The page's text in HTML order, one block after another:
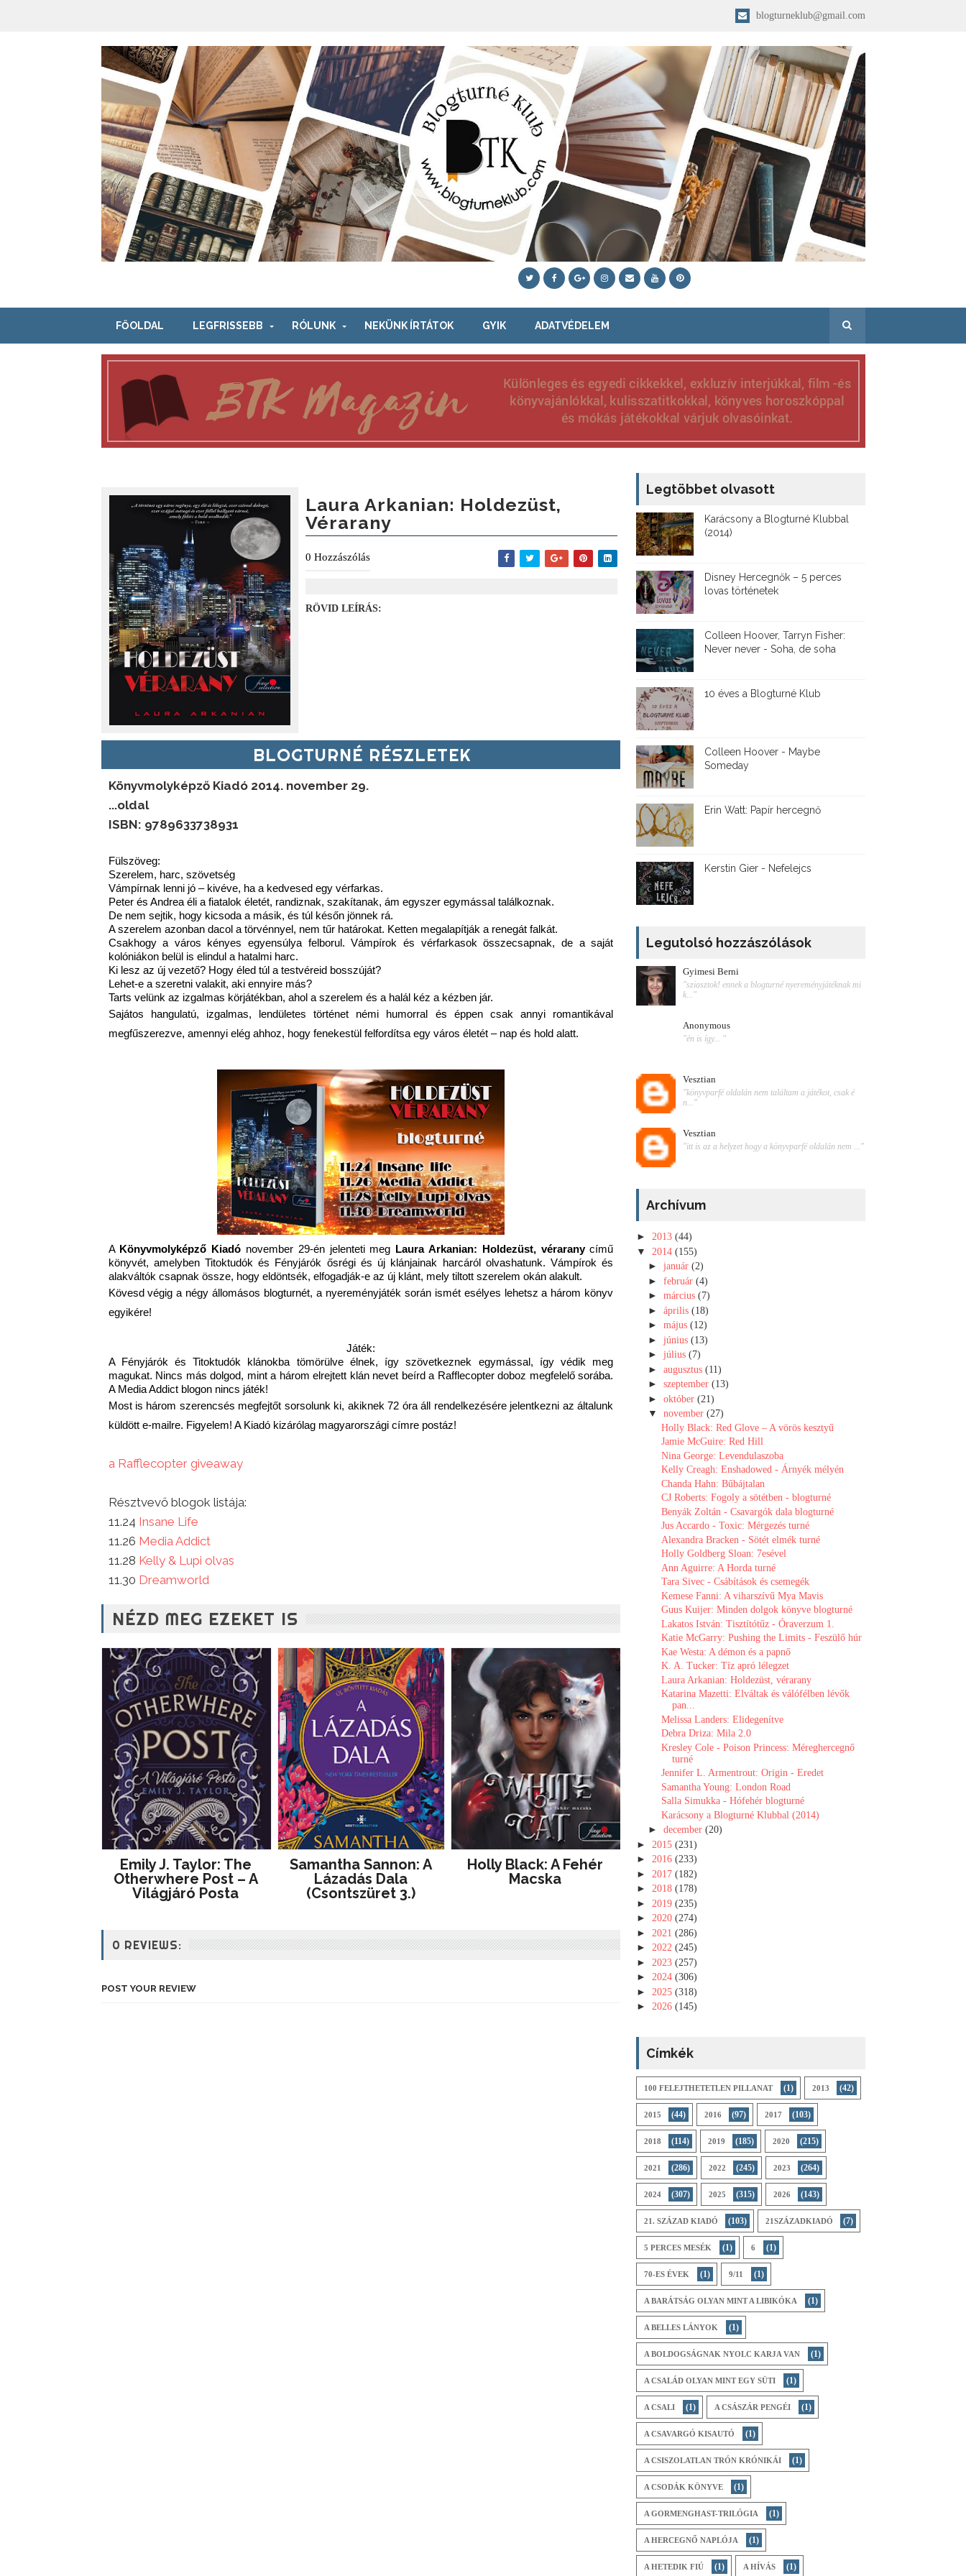
blogturneklub@gmail.com
FŐOLDAL LEGFRISSEBB RÓLUNK NEKÜNK ÍRTÁTOK GYIK ADATVÉDELEM
Laura Arkanian: Holdezüst,
Vérarany
0 Hozzászólás
RÖVID LEÍRÁS:
BLOGTURNÉ RÉSZLETEK
Könyvmolyképző Kiadó 2014. november 29.
...oldal
ISBN: 9789633738931
Fülszöveg:
Szerelem, harc, szövetség
Vámpírnak lenni jó – kivéve, ha a kedvesed egy vérfarkas.
Peter és Andrea éli a fiatalok életét, randiznak, szakítanak, ám egyszer egymással találkoznak.
De nem sejtik, hogy kicsoda a másik, és túl későn jönnek rá.
A szerelem azonban dacol a törvénnyel, nem tűr határokat. Ketten megalapítják a renegát falkát.
Csakhogy a város kényes egyensúlya felborul. Vámpírok és vérfarkasok összecsapnak, de a saját
kolóniákon belül is elindul a hatalmi harc.
Ki lesz az új vezető? Hogy éled túl a testvéreid bosszúját?
Lehet-e a szeretni valakit, aki ennyire más?
Tarts velünk az izgalmas körjátékban, ahol a szerelem és a halál kéz a kézben jár.
Sajátos hangulatú, izgalmas, lendületes történet némi humorral és éppen csak annyi romantikával
megfűszerezve, amennyi elég ahhoz, hogy fenekestül felfordítsa egy város életét – nap és hold alatt.
A Könyvmolyképző Kiadó november 29-én jelenteti meg Laura Arkanian: Holdezüst, véraranycímű
könyvét, amelyben Titoktudók és Fényjárók ősrégi és új klánjainak harcáról olvashatunk. Vámpírok és
alakváltók csapnak össze, hogy eldöntsék, elfogadják-e az új klánt, mely tiltott szerelem okán alakult.
Kövesd végig a négy állomásos blogturnét, a nyereményjáték során ismét esélyes lehetsz a három könyv
egyikére!
Játék:
A Fényjárók és Titoktudók klánokba tömörülve élnek, így szövetkeznek egymással, így védik meg
magukat. Nincs más dolgod, mint a három elrejtett klán nevet beírd a Rafflecopter doboz megfelelő sorába.
A Media Addict blogon nincs játék!
Most is három szerencsés megfejtőt sorsolunk ki, akiknek 72 óra áll rendelkezésére jelentkezni az általunk
küldött e-mailre. Figyelem! A Kiadó kizárólag magyarországi címre postáz!
a Rafflecopter giveaway
Résztvevő blogok listája:
11.24 Insane Life
11.26 Media Addict
11.28 Kelly & Lupi olvas
11.30 Dreamworld
NÉZD MEG EZEKET IS
Emily J. Taylor: The
Otherwhere Post – A
Világjáró Posta
Samantha Sannon: A
Lázadás Dala
(Csontszüret 3.)
Holly Black: A Fehér
Macska
0 REVIEWS:
POST YOUR REVIEW
Legtöbbet olvasott
Karácsony a Blogturné Klubbal
(2014)
Disney ​Hercegnők – 5 perces
lovas történetek
Colleen Hoover, Tarryn Fisher:
Never never - Soha, de soha
10 éves a Blogturné Klub
Colleen Hoover - Maybe
Someday
Erin Watt: Papír hercegnő
Kerstin Gier - Nefelejcs
Legutolsó hozzászólások
Gyimesi Berni
"sziasztok! ennek a blogturné nyereményjátéknak mi
k..."
Anonymous
"én is így... "
Vesztian
"könyvparfé oldalán nem találtam a játékot, csak é
n..."
Vesztian
"itt is az a helyzet hogy a könyvparfé oldalán nem ..."
Archívum
► 2013 (44)
▼ 2014 (155)
►január(2)
►február(4)
►március(7)
►április(18)
►május(12)
►június(13)
►július(7)
►augusztus(11)
►szeptember(13)
►október(21)
▼ november(27)
Holly Black: Red Glove – A vörös kesztyű
Jamie McGuire: Red Hill
Nina George: Levendulaszoba
Kelly Creagh: Enshadowed - Árnyék mélyén
Chanda Hahn: Bűbájtalan
CJ Roberts: Fogoly a sötétben - blogturné
Benyák Zoltán - Csavargók dala blogturné
Jus Accardo - Toxic: Mérgezés turné
Alexandra Bracken - Sötét elmék turné
Holly Goldberg Sloan: 7esével
Ann Aguirre: A Horda turné
Tara Sivec - Csábítások és csemegék
Kemese Fanni: A viharszívű Mya Mavis
Guus Kuijer: Minden dolgok könyve blogturné
Lakatos István: Tisztítótűz - Óraverzum 1.
Katie McGarry: Pushing the Limits - Feszülő húr
Kae Westa: A démon és a papnő
K. A. Tucker: Tíz apró lélegzet
Laura Arkanian: Holdezüst, vérarany
Katarina Mazetti: Elváltak és válófélben lévők
pan...
Melissa Landers: Elidegenítve
Debra Driza: Mila 2.0
Kresley Cole - Poison Princess: Méreghercegnő
turné
Jennifer L. Armentrout: Origin - Eredet
Samantha Young: London Road
Salla Simukka - Hófehér blogturné
Karácsony a Blogturné Klubbal (2014)
►december(20)
► 2015 (231)
► 2016 (233)
► 2017 (182)
► 2018 (178)
► 2019 (235)
► 2020 (274)
► 2021 (286)
► 2022 (245)
► 2023 (257)
► 2024 (306)
► 2025 (318)
► 2026 (145)
Címkék
100 FELEJTHETETLEN PILLANAT (1) 2013 (42)
2015 (44) 2016 (97) 2017 (103)
2018 (114) 2019 (185) 2020 (215)
2021 (286) 2022 (245) 2023 (264)
2024 (307) 2025 (315) 2026 (143)
21. SZÁZAD KIADÓ (103) 21SZÁZADKIADÓ (7)
5 PERCES MESÉK (1) 6 (1)
70-ES ÉVEK (1) 9/11 (1)
A BARÁTSÁG OLYAN MINT A LIBIKÓKA (1)
A BELLES LÁNYOK (1)
A BOLDOGSÁGNAK NYOLC KARJA VAN (1)
A CSALÁD OLYAN MINT EGY SÜTI (1)
A CSALI (1) A CSÁSZÁR PENGÉI (1)
A CSAVARGÓ KISAUTÓ (1)
A CSISZOLATLAN TRÓN KRÓNIKÁI (1)
A CSODÁK KÖNYVE (1)
A GORMENGHAST-TRILÓGIA (1)
A HERCEGNŐ NAPLÓJA (1)
A HETEDIK FIÚ (1) A HÍVÁS (1)